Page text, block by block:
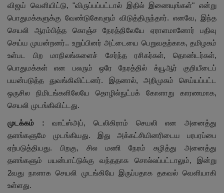
விஜய் வெளியிட்டு, "விருப்பப்பட்டால் இதில் இணையுங்கள்" என்று
பொதுமக்களுக்கு வேண்டுகோளும் விடுத்திருந்தார். எனவே, இந்த
செயலி ஆரம்பித்த கொஞ்ச நேரத்திலேயே ஏராளமானோர் பதிவு
செய்ய முயன்றனர்.. உறுப்பினர் அட்டையை பெறுவதற்காக, தமிழகம்
உள்பட பிற மாநிலங்களைச் சேர்ந்த ரசிகர்கள், தொண்டர்கள்,
பொதுமக்கள் என பலரும் ஒரே நேரத்தில் க்யூஆர் குறியீடைப்
பயன்படுத்த துவங்கிவிட்டனர். இதனால், அறிமுகம் செய்யப்பட்ட
ஒருசில நிமிடங்களிலேயே தொழில்நுட்பக் கோளாறு காரணமாக,
செயலி முடங்கிவிட்டது.
முடக்கம் : வாட்ஸ்அப், டெலிகிராம் செயலி என அனைத்து
தளங்களுமே முடங்கியது. இது அக்கட்சியினரிடைய பரபரப்பை
ஏற்படுத்தியது. பிறகு, சில மணி நேரம் கழித்து அனைத்து
தளங்களும் பயன்பாட்டுக்கு வந்ததாக சொல்லப்பட்டாலும், இன்று
2வது நாளாக செயலி முடங்கியே இருப்பதாக தகவல் வெளியாகி
உள்ளது.